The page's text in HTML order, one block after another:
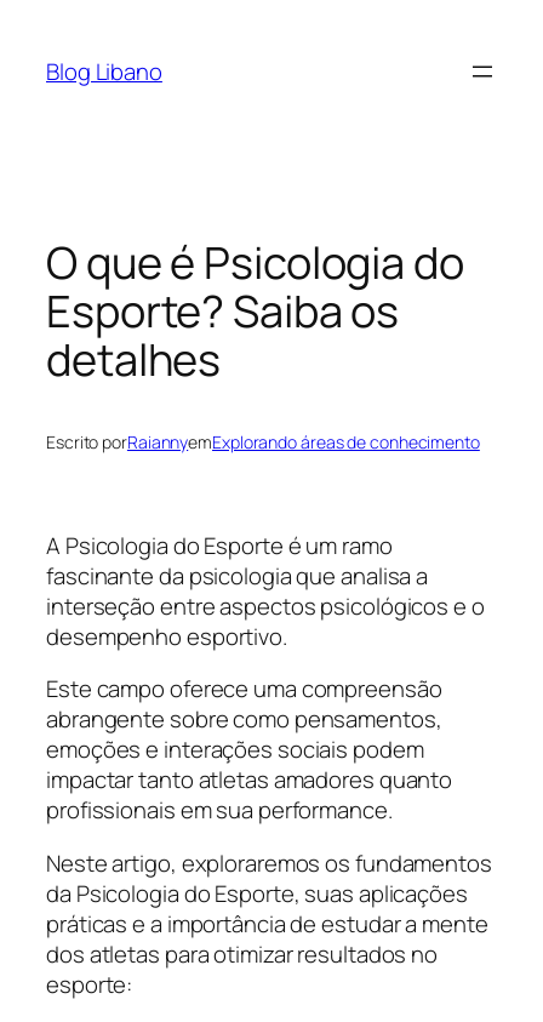
Blog Libano
O que é Psicologia do
Esporte? Saiba os
detalhes
Escrito porRaiannyemExplorando áreas de conhecimento
A Psicologia do Esporte é um ramo
fascinante da psicologia que analisa a
interseção entre aspectos psicológicos e o
desempenho esportivo.
Este campo oferece uma compreensão
abrangente sobre como pensamentos,
emoções e interações sociais podem
impactar tanto atletas amadores quanto
profissionais em sua performance.
Neste artigo, exploraremos os fundamentos
da Psicologia do Esporte, suas aplicações
práticas e a importância de estudar a mente
dos atletas para otimizar resultados no
esporte: